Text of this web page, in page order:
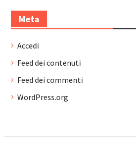
Meta
Accedi
Feed dei contenuti
Feed dei commenti
WordPress.org